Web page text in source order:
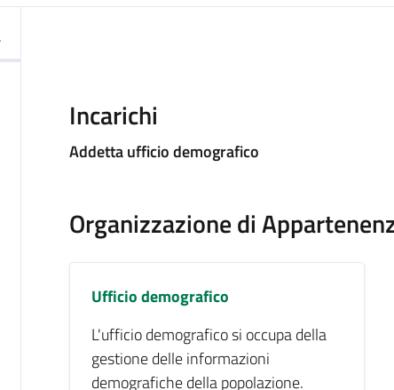
Incarichi
Addetta ufficio demografico
Organizzazione di
Ufficio demografico
L'ufficio demografico si occupa della
gestione delle informazioni
demografiche della popolazione.